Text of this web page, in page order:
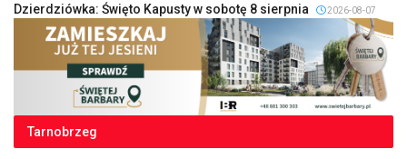
Dzierdziówka: Święto Kapusty w sobotę 8 sierpnia 2026-08-07
Tarnobrzeg